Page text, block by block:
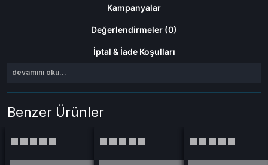
Kampanyalar
Değerlendirmeler (0)
İptal & İade Koşulları
devamını oku...
Benzer Ürünler